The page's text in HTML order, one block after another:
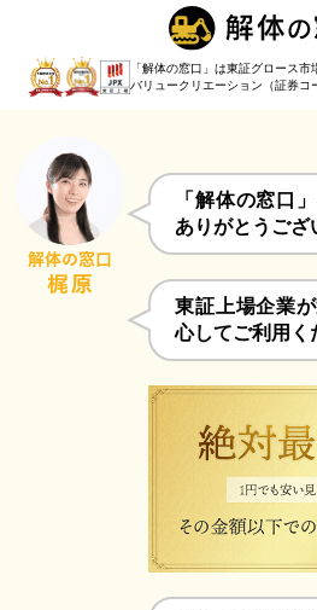
「解体の窓口」は東証グロース市
バリュークリエーション（証券コ
「解体の窓口
ありがとうござ
東証上場企業
心してご利用く